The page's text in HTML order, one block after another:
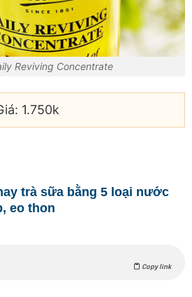
Reviving Concentrate
1.750k
trà sữa bằng 5 loại nước
eo thon
Copy link